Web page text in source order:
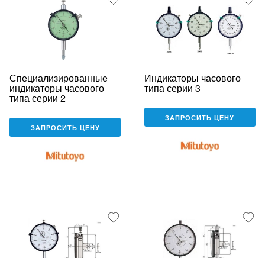
Специализированные
индикаторы часового
типа серии 2
ЗАПРОСИТЬ ЦЕНУ
Индикаторы часового
типа серии 3
ЗАПРОСИТЬ ЦЕНУ